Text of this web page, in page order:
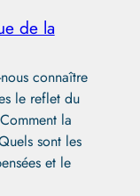
de la
connaître
le reflet du
la
sont les
et le